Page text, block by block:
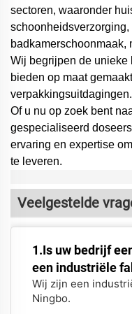
sectoren, waaronder
schoonheidsverzorging,
badkamerschoonmaak,
Wij begrijpen de unieke
bieden op maat
verpakkingsuitdagingen.
Of u nu op zoek bent
gespecialiseerd
ervaring en expertise
te leveren.
Veelgestelde
1.Is uw bedrijf
een industriële
Wij zijn een
Ningbo.